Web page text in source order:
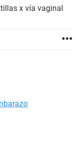
x vía vaginal